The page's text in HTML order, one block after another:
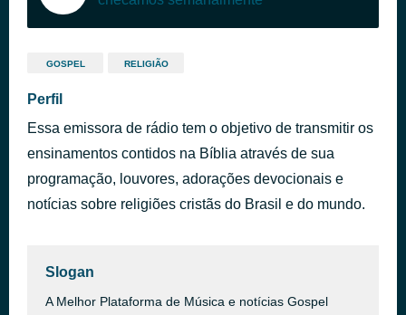
GOSPEL RELIGIÃO
Perfil
Essa emissora de rádio tem o objetivo de transmitir os
ensinamentos contidos na Bíblia através de sua
programação, louvores, adorações devocionais e
notícias sobre religiões cristãs do Brasil e do mundo.
Slogan
A Melhor Plataforma de Música e notícias Gospel